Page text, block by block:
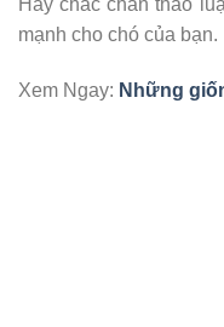
Hãy chắc chắn thảo
mạnh cho chó của bạn.
Xem Ngay: Những